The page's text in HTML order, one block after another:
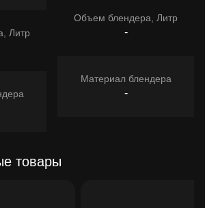
Литр
Объем блендера, Литр
-
Материал блендера
-
товары